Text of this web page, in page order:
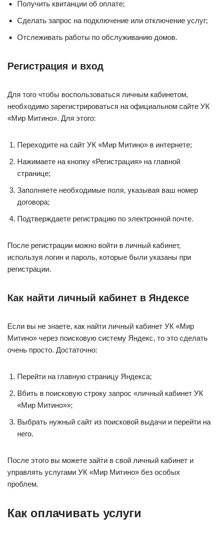
Получить квитанции об оплате;
Сделать запрос на подключение или отключение услуг;
Отслеживать работы по обслуживанию домов.
Регистрация и вход
Для того чтобы воспользоваться личным кабинетом,
необходимо зарегистрироваться на официальном сайте УК
«Мир Митино». Для этого:
Переходите на сайт УК «Мир Митино» в интернете;
Нажимаете на кнопку «Регистрация» на главной
странице;
Заполняете необходимые поля, указывая ваш номер
договора;
Подтверждаете регистрацию по электронной почте.
После регистрации можно войти в личный кабинет,
используя логин и пароль, которые были указаны при
регистрации.
Как найти личный кабинет в Яндексе
Если вы не знаете, как найти личный кабинет УК «Мир
Митино» через поисковую систему Яндекс, то это сделать
очень просто. Достаточно:
Перейти на главную страницу Яндекса;
Вбить в поисковую строку запрос «личный кабинет УК
«Мир Митино»»;
Выбрать нужный сайт из поисковой выдачи и перейти на
него.
После этого вы можете зайти в свой личный кабинет и
управлять услугами УК «Мир Митино» без особых
проблем.
Как оплачивать услуги